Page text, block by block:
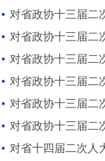
对省政协十三届二
对省政协十三届二
对省政协十三届二
对省政协十三届二
对省政协十三届二
对省政协十三届二
对省十四届二次人